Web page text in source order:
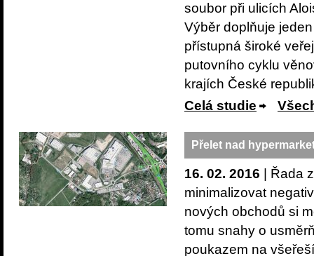
soubor při ulicích
Výběr doplňuje
přístupná široké
putovního cyklu
krajích České
Celá studie
Přelet nad
16. 02. 2016 | Řada
minimalizovat
nových obchodů si
tomu snahy o
poukazem na